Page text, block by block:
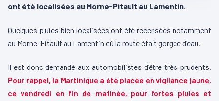
ont été localisées au Morne-Pitault au Lamentin.
Quelques pluies bien localisées ont été recensées notamment
au Morne-Pitault au Lamentin où la route était gorgée d’eau.
Il est donc demandé aux automobilistes d’être très prudents.
Pour rappel, la Martinique a été placée en vigilance jaune,
ce vendredi en fin de matinée, pour fortes pluies et